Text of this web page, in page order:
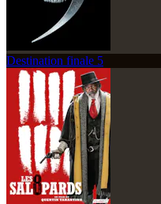
Destination finale 5